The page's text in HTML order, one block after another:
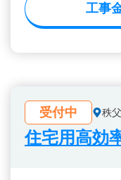
工事
受付中 秩
住宅用高効